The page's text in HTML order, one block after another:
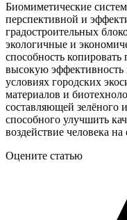
Биомиметические
перспективной и
градостроительных
экологичные и
способность
высокую
условиях городских
материалов и
составляющей зелёного
способного улучшить
воздействие человека
Оцените статью